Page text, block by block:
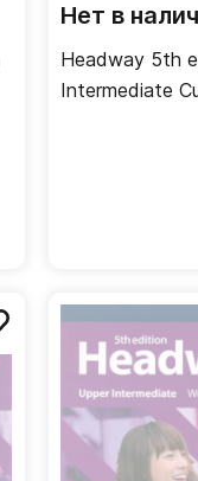
Нет в
Headway 5th
Intermediate